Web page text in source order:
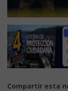
Compartir esta